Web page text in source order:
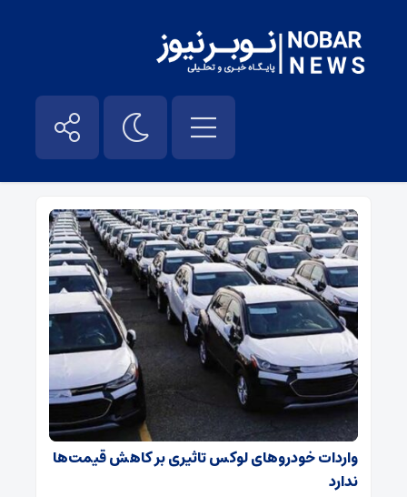
ایران خودرو – نوبر نیوز
واردات خودروهای لوکس تاثیری بر کاهش قیمت‌ها
ندارد